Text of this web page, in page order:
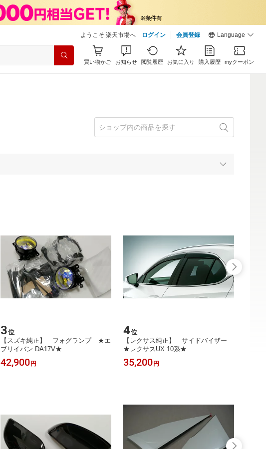
ようこそ 楽天市場へ ログイン 会員登録 Language
買い物かご お知らせ 閲覧履歴 お気に入り 購入履歴 myクーポン
3位
【スズキ純正】 フォグランプ ★エ
ブリイバン DA17V★
42,900 円
4位
【レクサス純正】 サイドバイザー
★レクサスUX 10系★
35,200 円